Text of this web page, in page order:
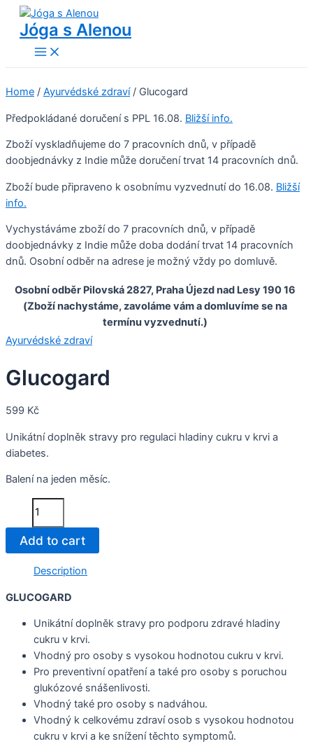
Přeskočit
obsah
Jóga s Alenou
Main
Home / Ayurvédské zdraví/ Glucogard
Předpokládané doručení s PPL 16.08. Bližší info.
Zboží vyskladňujeme do 7 pracovních dnů, v případě
doobjednávky z Indie může doručení trvat 14 pracovních dnů.
Zboží bude připraveno k osobnímu vyzvednutí do 16.08. Bližší
info.
Vychystáváme zboží do 7 pracovních dnů, v případě
doobjednávky z Indie může doba dodání trvat 14 pracovních
dnů. Osobní odběr na adrese je možný vždy po domluvě.
Osobní odběr Pilovská 2827, Praha Újezd nad Lesy 190 16
(Zboží nachystáme, zavoláme vám a domluvíme se na
termínu vyzvednutí.)
Ayurvédské zdraví
Glucogard
599 Kč
Unikátní doplněk stravy pro regulaci hladiny cukru v krvi a
diabetes.
Balení na jeden měsíc.
Glucogard
Add to cart
Description
GLUCOGARD
Unikátní doplněk stravy pro podporu zdravé hladiny
cukru v krvi.
Vhodný pro osoby s vysokou hodnotou cukru v krvi.
Pro preventivní opatření a také pro osoby s poruchou
glukózové snášenlivosti.
Vhodný také pro osoby s nadváhou.
Vhodný k celkovému zdraví osob s vysokou hodnotou
cukru v krvi a ke snížení těchto symptomů.